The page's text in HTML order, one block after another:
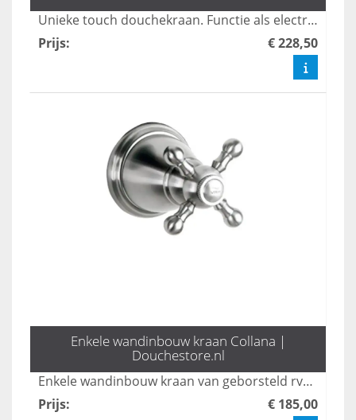
Unieke touch douchekraan. Functie als electrische magneetkraan
Prijs: € 228,50
Enkele wandinbouw kraan Collana |
Douchestore.nl
Enkele wandinbouw kraan van geborsteld rvs 304.
Prijs: € 185,00